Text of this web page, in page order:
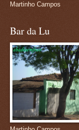
Martinho Campos
Bar da Lu